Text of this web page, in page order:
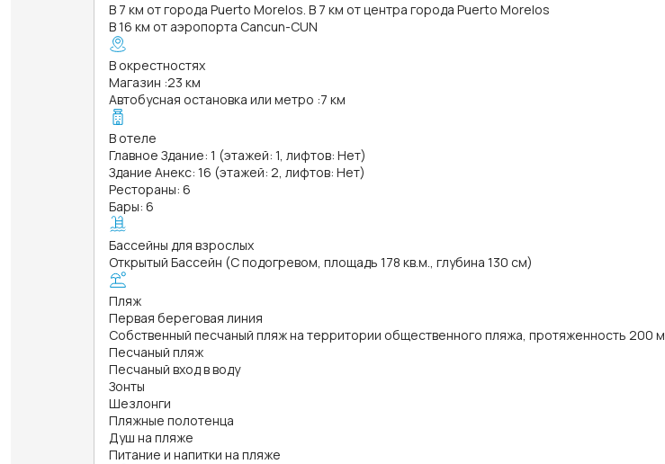
В 7 км от города Puerto Morelos. В 7 км от центра города Puerto Morelos
В 16 км от аэропорта Cancun-CUN
В окрестностях
Магазин :23 км
Автобусная остановка или метро :7 км
В отеле
Главное Здание: 1 (этажей: 1, лифтов: Нет)
Здание Анекс: 16 (этажей: 2, лифтов: Нет)
Рестораны: 6
Бары: 6
Бассейны для взрослых
Открытый Бассейн (С подогревом, площадь 178 кв.м., глубина 130 см)
Пляж
Первая береговая линия
Собственный песчаный пляж на территории общественного пляжа, протяженность 200 м
Песчаный пляж
Песчаный вход в воду
Зонты
Шезлонги
Пляжные полотенца
Душ на пляже
Питание и напитки на пляже